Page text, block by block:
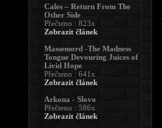
Cales – Return From The
Other Side
Přečteno : 823x
Zobrazit článek
Massemord -The Madness
Tongue Devouring Juices of
Livid Hope
Přečteno : 641x
Zobrazit článek
Arkona - Slovo
Přečteno : 586x
Zobrazit článek